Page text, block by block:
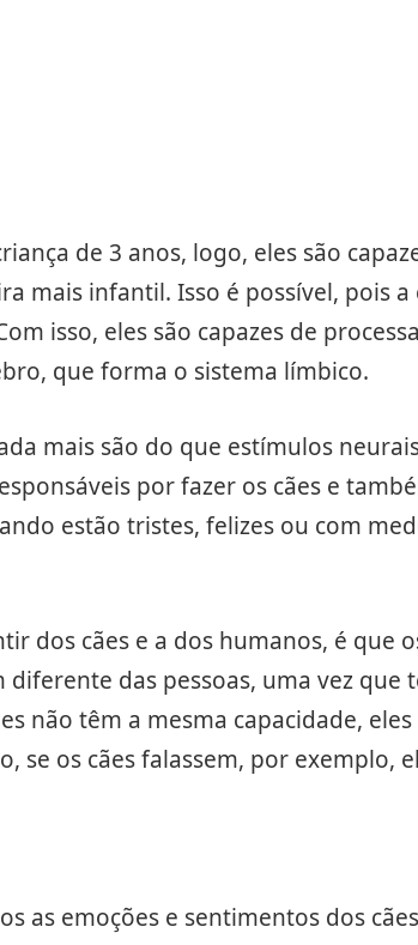
de 3 anos, logo, eles são
mais infantil. Isso é possível, pois
isso, eles são capazes de
que forma o sistema límbico.
mais são do que estímulos
por fazer os cães e
estão tristes, felizes ou com
dos cães e a dos humanos, é que
das pessoas, uma vez que
não têm a mesma capacidade, eles
se os cães falassem, por exemplo,
as emoções e sentimentos dos